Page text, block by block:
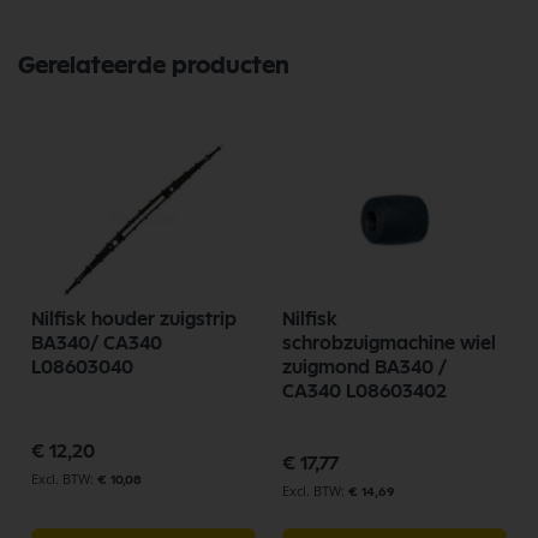
Gerelateerde producten
Nilfisk houder zuigstrip
BA340/ CA340
L08603040
€ 12,20
€ 10,08
Nilfisk
schrobzuigmachine wiel
zuigmond BA340 /
CA340 L08603402
€ 17,77
€ 14,69